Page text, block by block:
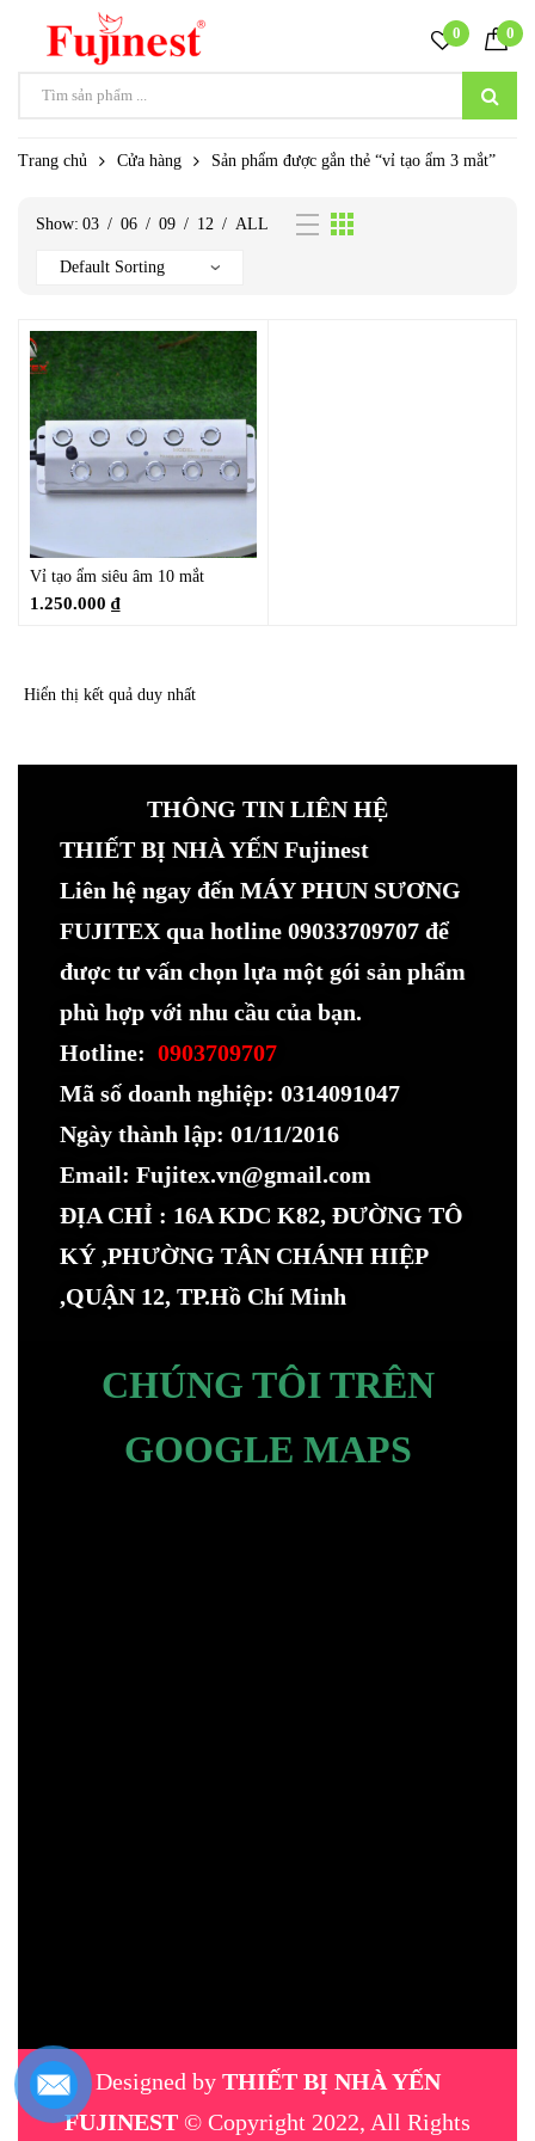
0 0
Trang chủ Cửa hàng Sản phẩm được gắn thẻ “vỉ tạo ẩm 3 mắt”
Show: 03 / 06 / 09 / 12 / ALL
Vỉ tạo ẩm siêu âm 10 mắt
1.250.000 ₫
Hiển thị kết quả duy nhất
THÔNG TIN LIÊN HỆ
THIẾT BỊ NHÀ YẾN Fujinest
Liên hệ ngay đến MÁY PHUN SƯƠNG
FUJITEX qua hotline 09033709707 để
được tư vấn chọn lựa một gói sản phẩm
phù hợp với nhu cầu của bạn.
Hotline: 0903709707
Mã số doanh nghiệp: 0314091047
Ngày thành lập: 01/11/2016
Email: Fujitex.vn@gmail.com
ĐỊA CHỈ : 16A KDC K82, ĐƯỜNG TÔ
KÝ ,PHƯỜNG TÂN CHÁNH HIỆP
,QUẬN 12, TP.Hồ Chí Minh
CHÚNG TÔI TRÊN
GOOGLE MAPS
Designed by THIẾT BỊ NHÀ YẾN
FUJINEST © Copyright 2022, All Rights